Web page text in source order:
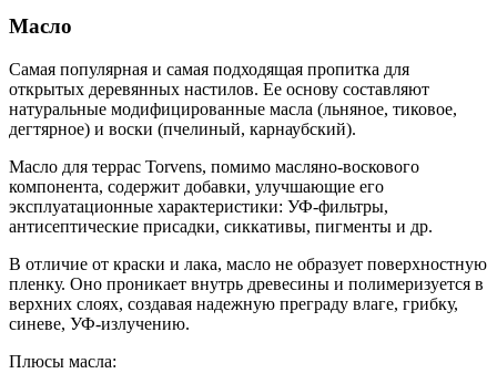
Масло
Самая популярная и самая подходящая пропитка для
открытых деревянных настилов. Ее основу составляют
натуральные модифицированные масла (льняное, тиковое,
дегтярное) и воски (пчелиный, карнаубский).
Масло для террас Torvens, помимо масляно-воскового
компонента, содержит добавки, улучшающие его
эксплуатационные характеристики: УФ-фильтры,
антисептические присадки, сиккативы, пигменты и др.
В отличие от краски и лака, масло не образует поверхностную
пленку. Оно проникает внутрь древесины и полимеризуется в
верхних слоях, создавая надежную преграду влаге, грибку,
синеве, УФ-излучению.
Плюсы масла: